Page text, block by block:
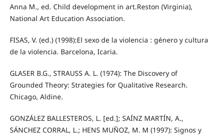
Anna M., ed. Child development in art.Reston (Virginia),
National Art Education Association.
FISAS, V. (ed.) (1998):El sexo de la violencia : género y cultura
de la violencia. Barcelona, Icaria.
GLASER B.G., STRAUSS A. L. (1974): The Discovery of
Grounded Theory: Strategies for Qualitative Research.
Chicago, Aldine.
GONZÁLEZ BALLESTEROS, L. [ed.]; SAÍNZ MARTÍN, A.,
SÁNCHEZ CORRAL, L.; HENS MUÑOZ, M. M (1997): Signos y